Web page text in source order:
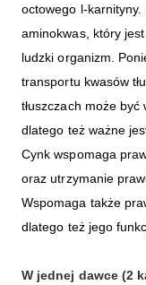
octowego l-
aminokwas, który
ludzki organizm.
transportu kwasów
tłuszczach może
dlatego też ważne
Cynk wspomaga
oraz utrzymanie
Wspomaga także
dlatego też jego
W jednej dawce (2